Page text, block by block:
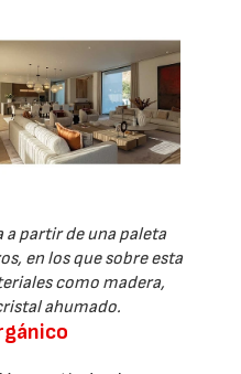
a partir de una paleta
en los que sobre esta
como madera,
ahumado.